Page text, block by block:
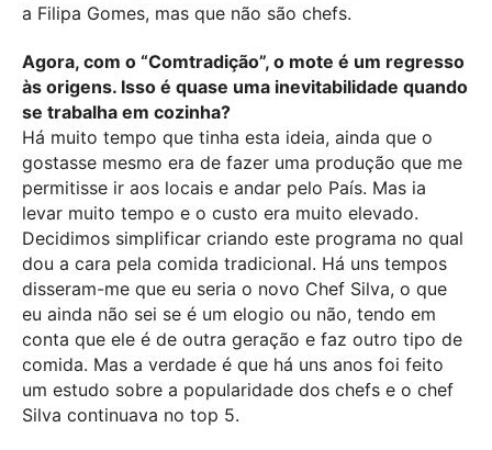
a Filipa Gomes, mas que não são chefs.
Agora, com o “Comtradição”, o mote é um regresso
às origens. Isso é quase uma inevitabilidade quando
se trabalha em cozinha?
Há muito tempo que tinha esta ideia, ainda que o
gostasse mesmo era de fazer uma produção que me
permitisse ir aos locais e andar pelo País. Mas ia
levar muito tempo e o custo era muito elevado.
Decidimos simplificar criando este programa no qual
dou a cara pela comida tradicional. Há uns tempos
disseram-me que eu seria o novo Chef Silva, o que
eu ainda não sei se é um elogio ou não, tendo em
conta que ele é de outra geração e faz outro tipo de
comida. Mas a verdade é que há uns anos foi feito
um estudo sobre a popularidade dos chefs e o chef
Silva continuava no top 5.